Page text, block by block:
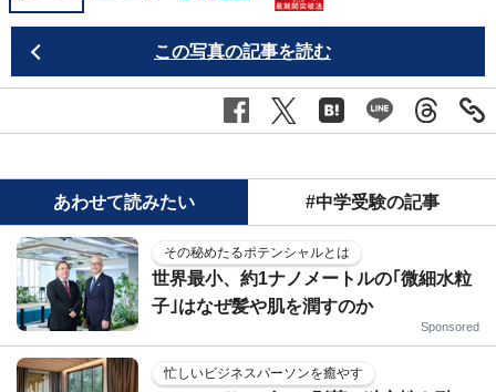
この写真の記事を読む
あわせて読みたい #中学受験の記事
その秘めたるポテンシャルとは
世界最小、約1ナノメートルの｢微細水粒
子｣はなぜ髪や肌を潤すのか
Sponsored
忙しいビジネスパーソンを癒やす